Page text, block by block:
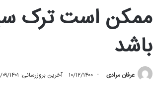
ممکن است ترک
باشد
عرفان مرادی ۱۰/۱۲/۱۴۰۰ آخرین بروزرسانی: ۰۶/۰۹/۱۴۰۱